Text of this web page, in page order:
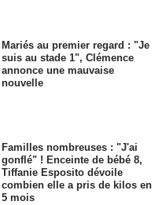
Mariés au premier regard : "Je
suis au stade 1", Clémence
annonce une mauvaise
nouvelle
Familles nombreuses : "J'ai
gonflé" ! Enceinte de bébé 8,
Tiffanie Esposito dévoile
combien elle a pris de kilos en
5 mois